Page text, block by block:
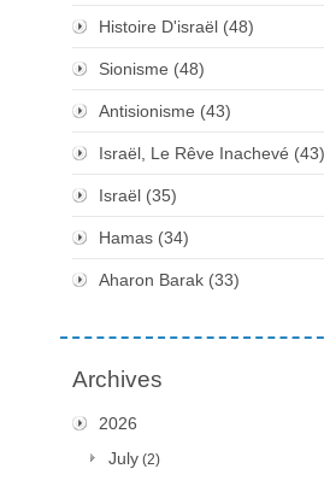
Histoire D'israël (48)
Sionisme (48)
Antisionisme (43)
Israël, Le Rêve Inachevé (43)
Israël (35)
Hamas (34)
Aharon Barak (33)
Archives
2026
July (2)